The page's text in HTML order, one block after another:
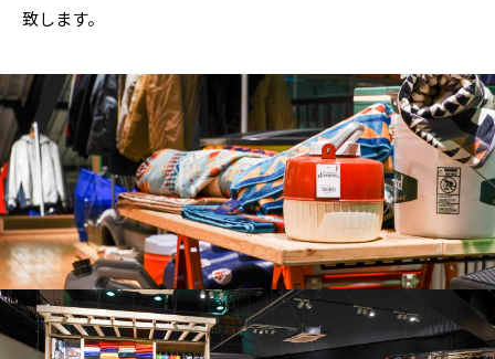
致します。